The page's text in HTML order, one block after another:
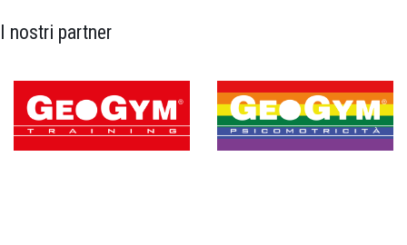
I nostri partner